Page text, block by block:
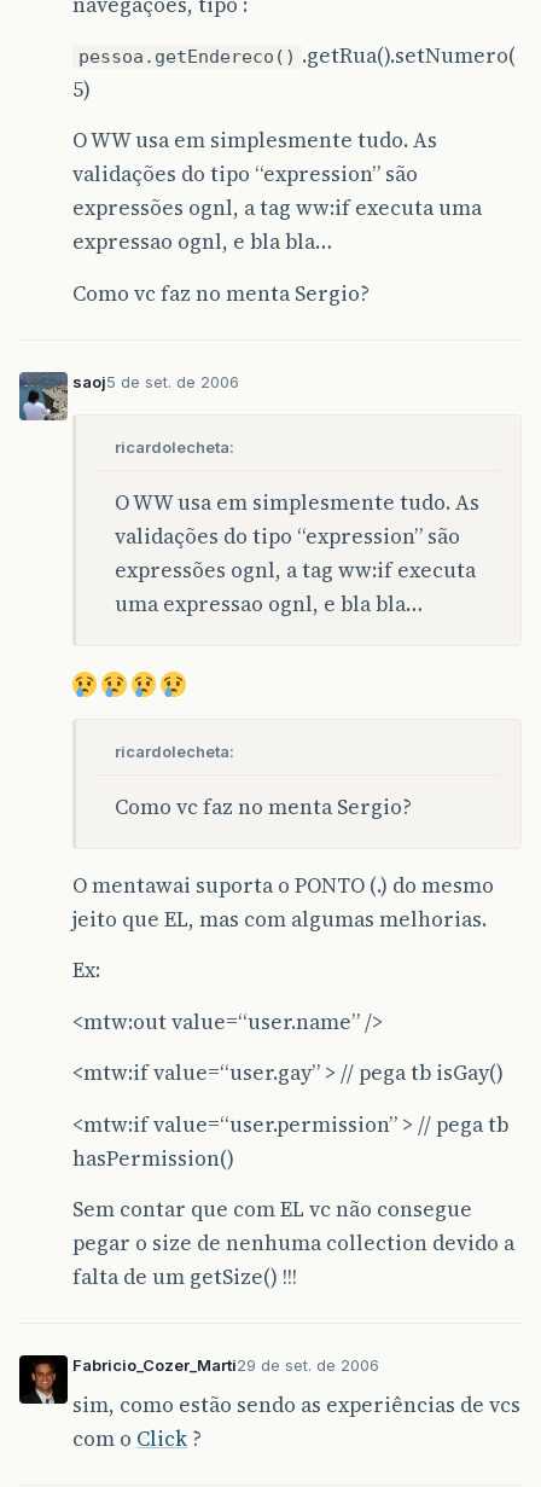
pessoa.getEndereco() .getRua().setNumero(
5)
O WW usa em simplesmente tudo. As
validações do tipo “expression” são
expressões ognl, a tag ww:if executa uma
expressao ognl, e bla bla…
Como vc faz no menta Sergio?
saoj5 de set. de 2006
ricardolecheta:
O WW usa em simplesmente tudo. As
validações do tipo “expression” são
expressões ognl, a tag ww:if executa
uma expressao ognl, e bla bla…
ricardolecheta:
Como vc faz no menta Sergio?
O mentawai suporta o PONTO (.) do mesmo
jeito que EL, mas com algumas melhorias.
Ex:
<mtw:out value=“user.name” />
<mtw:if value=“user.gay” > // pega tb isGay()
<mtw:if value=“user.permission” > // pega tb
hasPermission()
Sem contar que com EL vc não consegue
pegar o size de nenhuma collection devido a
falta de um getSize() !!!
Fabricio_Cozer_Marti29 de set. de 2006
sim, como estão sendo as experiências de vcs
com o Click ?